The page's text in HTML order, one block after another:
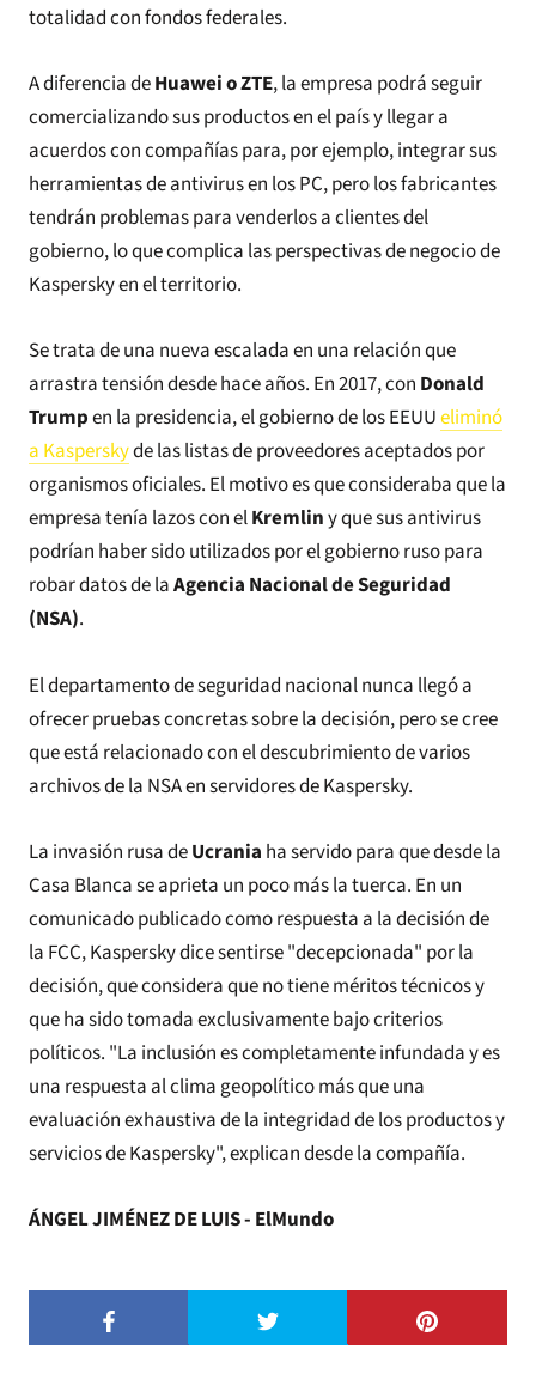
totalidad con fondos federales.
A diferencia deHuawei o ZTE, la empresa podrá seguir
comercializando sus productos en el país y llegar a
acuerdos con compañías para, por ejemplo, integrar sus
herramientas de antivirus en los PC, pero los fabricantes
tendrán problemas para venderlos a clientes del
gobierno, lo que complica las perspectivas de negocio de
Kaspersky en el territorio.
Se trata de una nueva escalada en una relación que
arrastra tensión desde hace años. En 2017, con Donald
Trumpen la presidencia, el gobierno de los EEUUeliminó
a Kasperskyde las listas de proveedores aceptados por
organismos oficiales. El motivo es que consideraba que la
empresa tenía lazos con elKremliny que sus antivirus
podrían haber sido utilizados por el gobierno ruso para
robar datos de laAgencia Nacional de Seguridad
(NSA).
El departamento de seguridad nacional nunca llegó a
ofrecer pruebas concretas sobre la decisión, pero se cree
que está relacionado con el descubrimiento de varios
archivos de la NSA en servidores de Kaspersky.
La invasión rusa deUcrania ha servido para que desde la
Casa Blanca se aprieta un poco más la tuerca. En un
comunicado publicado como respuesta a la decisión de
la FCC, Kaspersky dice sentirse "decepcionada" por la
decisión, que considera que no tiene méritos técnicos y
que ha sido tomada exclusivamente bajo criterios
políticos. "La inclusión es completamente infundada y es
una respuesta al clima geopolítico más que una
evaluación exhaustiva de la integridad de los productos y
servicios de Kaspersky", explican desde la compañía.
ÁNGEL JIMÉNEZ DE LUIS - ElMundo